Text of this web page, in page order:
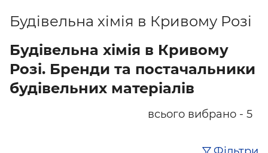
Будівельна хімія в Кривому Розі
Будівельна хімія в Кривому
Розі. Бренди та постачальники
будівельних матеріалів
всього вибрано - 5